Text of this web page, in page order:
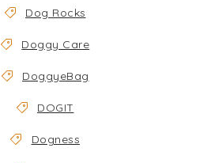
Dog Rocks
Doggy Care
DoggyeBag
DOGIT
Dogness